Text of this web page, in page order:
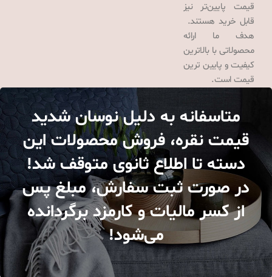
قیمت پایین‌تر نیز
قابل خرید هستند.
هدف ما ارائه
محصولاتی با بالاترین
کیفیت و پایین ترین
قیمت است.
متاسفانه به دلیل نوسان شدید
قیمت نقره، فروش محصولات این
دسته تا اطلاع ثانوی متوقف شد!
در صورت ثبت سفارش، مبلغ پس
از کسر مالیات و کارمزد برگردانده
می‌شود!